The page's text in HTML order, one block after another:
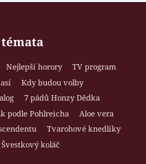
Nejlepší horory
TV program
Kdy budou volby
7 pádů Honzy Dědka
podle Pohlreicha
Aloe vera
Tvarohové knedlíky
Švestkový koláč